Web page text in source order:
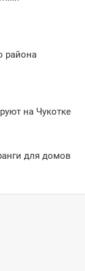
района
на Чукотке
для домов